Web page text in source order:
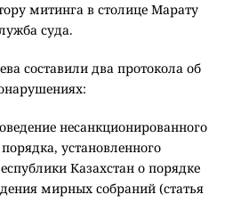
митинга в столице Марату
суда.
составили два протокола об
несанкционированного
установленного
Казахстан о порядке
мирных собраний (статья